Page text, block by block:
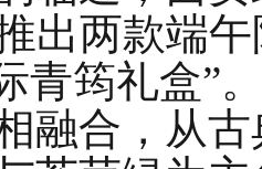
出两款端
青筠礼盒”
融合，从